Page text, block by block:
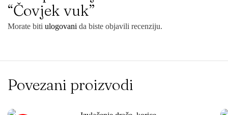
“Čovjek vuk”
Morate biti ulogovani da biste objavili recenziju.
Povezani proizvodi